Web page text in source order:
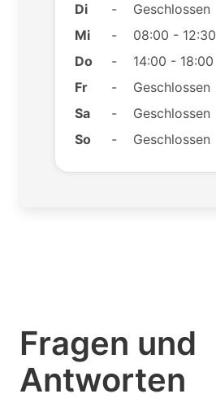
Di
-
Geschlossen
Mi
-
08:00 - 12:30
Do
-
14:00 - 18:00
Fr
-
Geschlossen
Sa
-
Geschlossen
So
- Geschlossen
Fragen und
Antworten